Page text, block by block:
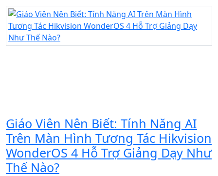
Giáo Viên Nên Biết: Tính Năng AI
Trên Màn Hình Tương Tác Hikvision
WonderOS 4 Hỗ Trợ Giảng Dạy Như
Thế Nào?